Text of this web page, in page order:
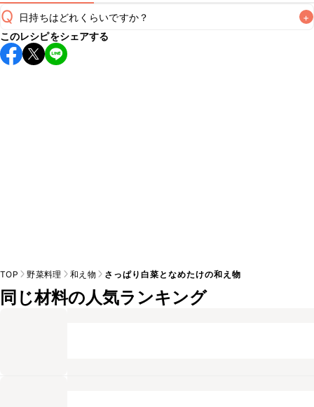
Q 日持ちはどれくらいですか？ +
保存期間は冷蔵で当日中が目安です。なるべくお早めにお召
し上がりください。
このレシピをシェアする
TOP 野菜料理 和え物 さっぱり白菜となめたけの和え物
同じ材料の人気ランキング